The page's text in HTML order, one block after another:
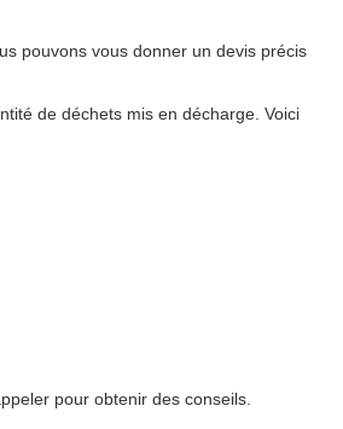
pouvons vous donner un devis précis
de déchets mis en décharge. Voici
pour obtenir des conseils.